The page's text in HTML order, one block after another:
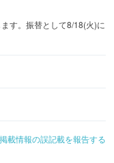
す。振替として8/18(火)に
掲載情報の誤記載を報告する